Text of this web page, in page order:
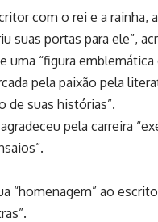
com o rei e a rainha,
suas portas para ele”,
uma “figura
pela paixão pela
de suas histórias”.
pela carreira
“homenagem” ao